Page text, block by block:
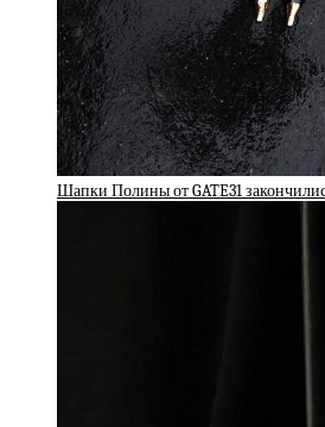
Шапки Полины от GATE31